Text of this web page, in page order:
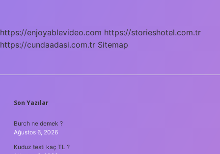
https://enjoyablevideo.com https://storieshotel.com.tr
https://cundaadasi.com.tr Sitemap
SIDEBAR
Son Yazılar
Burch ne demek ?
Ağustos 6, 2026
Kuduz testi kaç TL ?